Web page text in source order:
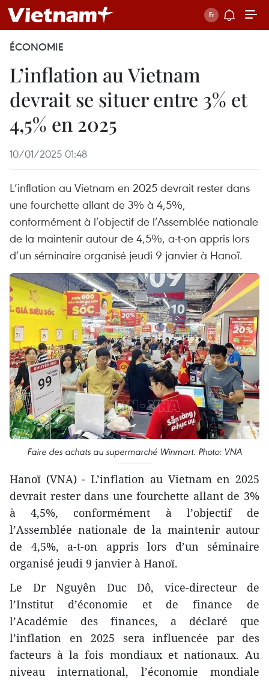
ÉCONOMIE
L’inflation au Vietnam
devrait se situer entre 3% et
4,5% en 2025
10/01/2025 01:48
L’inflation au Vietnam en 2025 devrait rester dans
une fourchette allant de 3% à 4,5%,
conformément à l’objectif de l’Assemblée nationale
de la maintenir autour de 4,5%, a-t-on appris lors
d’un séminaire organisé jeudi 9 janvier à Hanoï.
Faire des achats au supermarché Winmart. Photo: VNA
Hanoï (VNA) - L’inflation au Vietnam en 2025
devrait rester dans une fourchette allant de 3%
à 4,5%, conformément à l’objectif de
l’Assemblée nationale de la maintenir autour
de 4,5%, a-t-on appris lors d’un séminaire
organisé jeudi 9 janvier à Hanoï.
Le Dr Nguyên Duc Dô, vice-directeur de
l’Institut d’économie et de finance de
l’Académie des finances, a déclaré que
l’inflation en 2025 sera influencée par des
facteurs à la fois mondiaux et nationaux. Au
niveau international, l’économie mondiale